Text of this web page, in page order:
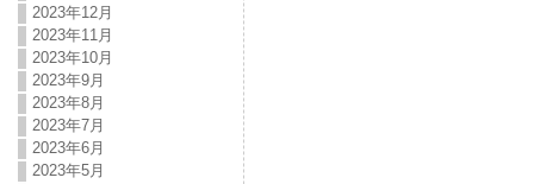
2023年12月
2023年11月
2023年10月
2023年9月
2023年8月
2023年7月
2023年6月
2023年5月